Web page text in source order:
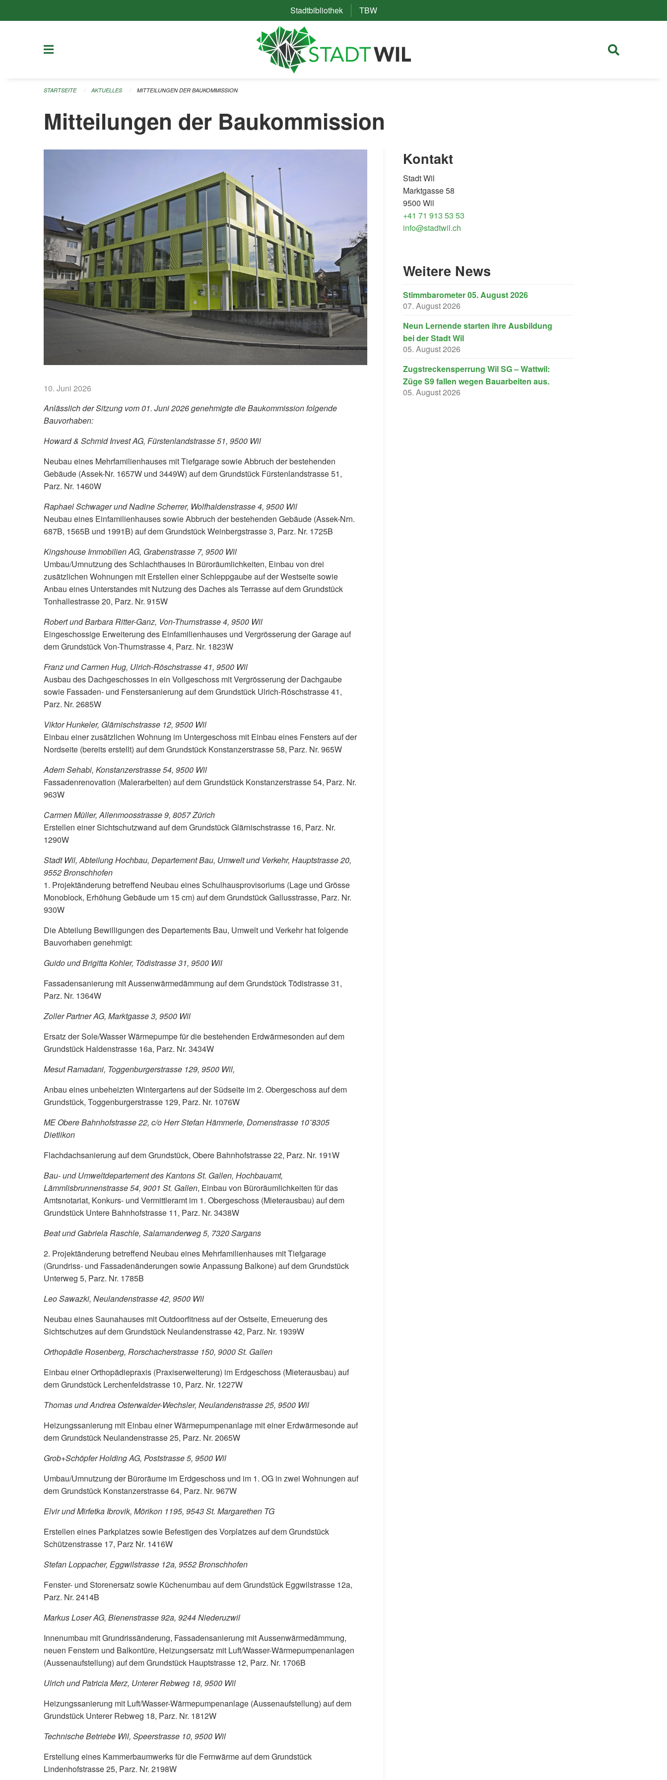
Stadtbibliothek(External Link)
TBW(External Link)
STARTSEITE AKTUELLES MITTEILUNGEN DER BAUKOMMISSION
Mitteilungen der Baukommission
10. Juni 2026
Anlässlich der Sitzung vom 01. Juni 2026 genehmigte die Baukommission folgende
Bauvorhaben:
Howard & Schmid Invest AG, Fürstenlandstrasse 51, 9500 Wil
Neubau eines Mehrfamilienhauses mit Tiefgarage sowie Abbruch der bestehenden
Gebäude (Assek-Nr. 1657W und 3449W) auf dem Grundstück Fürstenlandstrasse 51,
Parz. Nr. 1460W
Raphael Schwager und Nadine Scherrer, Wolfhaldenstrasse 4, 9500 Wil
Neubau eines Einfamilienhauses sowie Abbruch der bestehenden Gebäude (Assek-Nrn.
687B, 1565B und 1991B) auf dem Grundstück Weinbergstrasse 3, Parz. Nr. 1725B
Kingshouse Immobilien AG, Grabenstrasse 7, 9500 Wil
Umbau/Umnutzung des Schlachthauses in Büroräumlichkeiten, Einbau von drei
zusätzlichen Wohnungen mit Erstellen einer Schleppgaube auf der Westseite sowie
Anbau eines Unterstandes mit Nutzung des Daches als Terrasse auf dem Grundstück
Tonhallestrasse 20, Parz. Nr. 915W
Robert und Barbara Ritter-Ganz, Von-Thurnstrasse 4, 9500 Wil
Eingeschossige Erweiterung des Einfamilienhauses und Vergrösserung der Garage auf
dem Grundstück Von-Thurnstrasse 4, Parz. Nr. 1823W
Franz und Carmen Hug, Ulrich-Röschstrasse 41, 9500 Wil
Ausbau des Dachgeschosses in ein Vollgeschoss mit Vergrösserung der Dachgaube
sowie Fassaden- und Fenstersanierung auf dem Grundstück Ulrich-Röschstrasse 41,
Parz. Nr. 2685W
Viktor Hunkeler, Glärnischstrasse 12, 9500 Wil
Einbau einer zusätzlichen Wohnung im Untergeschoss mit Einbau eines Fensters auf der
Nordseite (bereits erstellt) auf dem Grundstück Konstanzerstrasse 58, Parz. Nr. 965W
Adem Sehabi, Konstanzerstrasse 54, 9500 Wil
Fassadenrenovation (Malerarbeiten) auf dem Grundstück Konstanzerstrasse 54, Parz. Nr.
963W
Carmen Müller, Allenmoosstrasse 9, 8057 Zürich
Erstellen einer Sichtschutzwand auf dem Grundstück Glärnischstrasse 16, Parz. Nr.
1290W
Stadt Wil, Abteilung Hochbau, Departement Bau, Umwelt und Verkehr, Hauptstrasse 20,
9552 Bronschhofen
1. Projektänderung betreffend Neubau eines Schulhausprovisoriums (Lage und Grösse
Monoblock, Erhöhung Gebäude um 15 cm) auf dem Grundstück Gallusstrasse, Parz. Nr.
930W
Die Abteilung Bewilligungen des Departements Bau, Umwelt und Verkehr hat folgende
Bauvorhaben genehmigt:
Guido und Brigitta Kohler, Tödistrasse 31, 9500 Wil
Fassadensanierung mit Aussenwärmedämmung auf dem Grundstück Tödistrasse 31,
Parz. Nr. 1364W
Zoller Partner AG, Marktgasse 3, 9500 Wil
Ersatz der Sole/Wasser Wärmepumpe für die bestehenden Erdwärmesonden auf dem
Grundstück Haldenstrasse 16a, Parz. Nr. 3434W
Mesut Ramadani, Toggenburgerstrasse 129, 9500 Wil,
Anbau eines unbeheizten Wintergartens auf der Südseite im 2. Obergeschoss auf dem
Grundstück, Toggenburgerstrasse 129, Parz. Nr. 1076W
ME Obere Bahnhofstrasse 22, c/o Herr Stefan Hämmerle, Dornenstrasse 10¨8305
Dietlikon
Flachdachsanierung auf dem Grundstück, Obere Bahnhofstrasse 22, Parz. Nr. 191W
Bau- und Umweltdepartement des Kantons St. Gallen, Hochbauamt,
Lämmlisbrunnenstrasse 54, 9001 St. Gallen, Einbau von Büroräumlichkeiten für das
Amtsnotariat, Konkurs- und Vermittleramt im 1. Obergeschoss (Mieterausbau) auf dem
Grundstück Untere Bahnhofstrasse 11, Parz. Nr. 3438W
Beat und Gabriela Raschle, Salamanderweg 5, 7320 Sargans
2. Projektänderung betreffend Neubau eines Mehrfamilienhauses mit Tiefgarage
(Grundriss- und Fassadenänderungen sowie Anpassung Balkone) auf dem Grundstück
Unterweg 5, Parz. Nr. 1785B
Leo Sawazki, Neulandenstrasse 42, 9500 Wil
Neubau eines Saunahauses mit Outdoorfitness auf der Ostseite, Erneuerung des
Sichtschutzes auf dem Grundstück Neulandenstrasse 42, Parz. Nr. 1939W
Orthopädie Rosenberg, Rorschacherstrasse 150, 9000 St. Gallen
Einbau einer Orthopädiepraxis (Praxiserweiterung) im Erdgeschoss (Mieterausbau) auf
dem Grundstück Lerchenfeldstrasse 10, Parz. Nr. 1227W
Thomas und Andrea Osterwalder-Wechsler, Neulandenstrasse 25, 9500 Wil
Heizungssanierung mit Einbau einer Wärmepumpenanlage mit einer Erdwärmesonde auf
dem Grundstück Neulandenstrasse 25, Parz. Nr. 2065W
Grob+Schöpfer Holding AG, Poststrasse 5, 9500 Wil
Umbau/Umnutzung der Büroräume im Erdgeschoss und im 1. OG in zwei Wohnungen auf
dem Grundstück Konstanzerstrasse 64, Parz. Nr. 967W
Elvir und Mirfetka Ibrovik, Mörikon 1195, 9543 St. Margarethen TG
Erstellen eines Parkplatzes sowie Befestigen des Vorplatzes auf dem Grundstück
Schützenstrasse 17, Parz Nr. 1416W
Stefan Loppacher, Eggwilstrasse 12a, 9552 Bronschhofen
Fenster- und Storenersatz sowie Küchenumbau auf dem Grundstück Eggwilstrasse 12a,
Parz. Nr. 2414B
Markus Loser AG, Bienenstrasse 92a, 9244 Niederuzwil
Innenumbau mit Grundrissänderung, Fassadensanierung mit Aussenwärmedämmung,
neuen Fenstern und Balkontüre, Heizungsersatz mit Luft/Wasser-Wärmepumpenanlagen
(Aussenaufstellung) auf dem Grundstück Hauptstrasse 12, Parz. Nr. 1706B
Ulrich und Patricia Merz, Unterer Rebweg 18, 9500 Wil
Heizungssanierung mit Luft/Wasser-Wärmepumpenanlage (Aussenaufstellung) auf dem
Grundstück Unterer Rebweg 18, Parz. Nr. 1812W
Technische Betriebe Wil, Speerstrasse 10, 9500 Wil
Erstellung eines Kammerbaumwerks für die Fernwärme auf dem Grundstück
Lindenhofstrasse 25, Parz. Nr. 2198W
Kontakt
Stadt Wil
Marktgasse 58
9500 Wil
+41 71 913 53 53
info@stadtwil.ch
Weitere News
Stimmbarometer 05. August 2026
07. August 2026
Neun Lernende starten ihre Ausbildung
bei der Stadt Wil
05. August 2026
Zugstreckensperrung Wil SG – Wattwil:
Züge S9 fallen wegen Bauarbeiten aus.
05. August 2026